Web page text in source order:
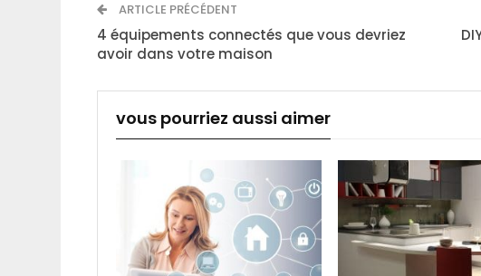
ARTICLE PRÉCÉDENT
4 équipements connectés que vous devriez
avoir dans votre maison
vous pourriez aussi aimer